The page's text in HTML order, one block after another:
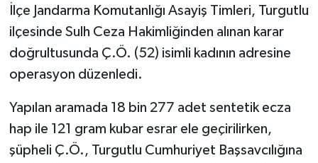
İlçe Jandarma Komutanlığı Asayiş Timleri, Turgutlu
ilçesinde Sulh Ceza Hakimliğinden alınan karar
doğrultusunda Ç.Ö. (52) isimli kadının adresine
operasyon düzenledi.
Yapılan aramada 18 bin 277 adet sentetik ecza
hap ile 121 gram kubar esrar ele geçirilirken,
şüpheli Ç.Ö., Turgutlu Cumhuriyet Başsavcılığına